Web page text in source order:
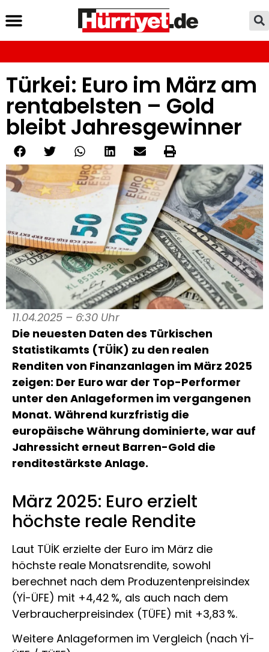
Türkei: Euro im März am
rentabelsten – Gold
bleibt Jahresgewinner
11.04.2025 – 6:30 Uhr
Die neuesten Daten des Türkischen
Statistikamts (TÜİK) zu den realen
Renditen von Finanzanlagen im März 2025
zeigen: Der Euro war der Top-Performer
unter den Anlageformen im vergangenen
Monat. Während kurzfristig die
europäische Währung dominierte, war auf
Jahressicht erneut Barren-Gold die
renditestärkste Anlage.
März 2025: Euro erzielt
höchste reale Rendite
Laut TÜİK erzielte der Euro im März die
höchste reale Monatsrendite, sowohl
berechnet nach dem Produzentenpreisindex
(Yİ-ÜFE) mit +4,42 %, als auch nach dem
Verbraucherpreisindex (TÜFE) mit +3,83 %.
Weitere Anlageformen im Vergleich (nach Yİ-